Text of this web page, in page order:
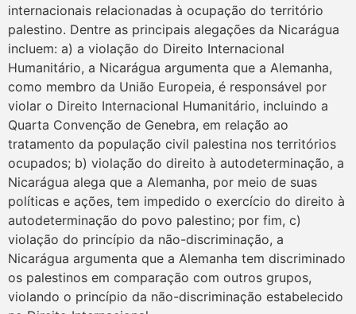
internacionais relacionadas à ocupação do território
palestino. Dentre as principais alegações da Nicarágua
incluem: a) a violação do Direito Internacional
Humanitário, a Nicarágua argumenta que a Alemanha,
como membro da União Europeia, é responsável por
violar o Direito Internacional Humanitário, incluindo a
Quarta Convenção de Genebra, em relação ao
tratamento da população civil palestina nos territórios
ocupados; b) violação do direito à autodeterminação, a
Nicarágua alega que a Alemanha, por meio de suas
políticas e ações, tem impedido o exercício do direito à
autodeterminação do povo palestino; por fim, c)
violação do princípio da não-discriminação, a
Nicarágua argumenta que a Alemanha tem discriminado
os palestinos em comparação com outros grupos,
violando o princípio da não-discriminação estabelecido